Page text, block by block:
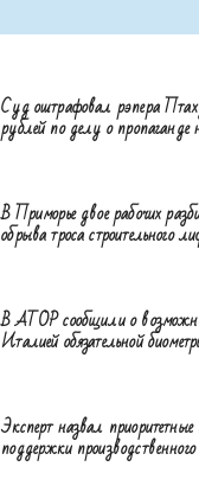
Суд оштрафовал рэпера
рублей по делу о пропаганде
В Приморье двое рабочих
обрыва троса строительного
В АТОР сообщили о
Италией обязательной
Эксперт назвал
поддержки